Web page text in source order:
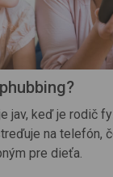
jav, keď je rodič
na telefón,
pre dieťa.